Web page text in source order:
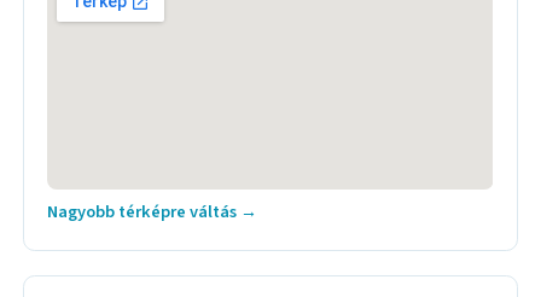
Nagyobb térképre váltás →